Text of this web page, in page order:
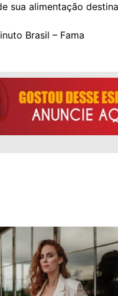
sua alimentação
Brasil – Fama